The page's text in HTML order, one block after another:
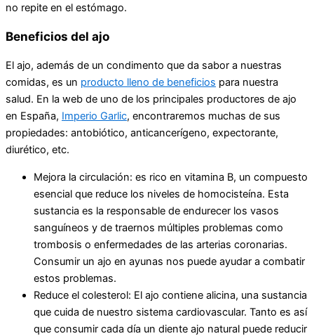
no repite en el estómago.
Beneficios del ajo
El ajo, además de un condimento que da sabor a nuestras
comidas, es un producto lleno de beneficios para nuestra
salud. En la web de uno de los principales productores de ajo
en España, Imperio Garlic, encontraremos muchas de sus
propiedades: antobiótico, anticancerígeno, expectorante,
diurético, etc.
Mejora la circulación: es rico en vitamina B, un compuesto
esencial que reduce los niveles de homocisteína. Esta
sustancia es la responsable de endurecer los vasos
sanguíneos y de traernos múltiples problemas como
trombosis o enfermedades de las arterias coronarias.
Consumir un ajo en ayunas nos puede ayudar a combatir
estos problemas.
Reduce el colesterol: El ajo contiene alicina, una sustancia
que cuida de nuestro sistema cardiovascular. Tanto es así
que consumir cada día un diente ajo natural puede reducir